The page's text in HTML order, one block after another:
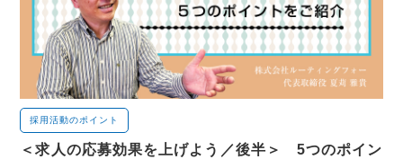
採用活動のポイント
＜求人の応募効果を上げよう／後半＞ 5つのポイン